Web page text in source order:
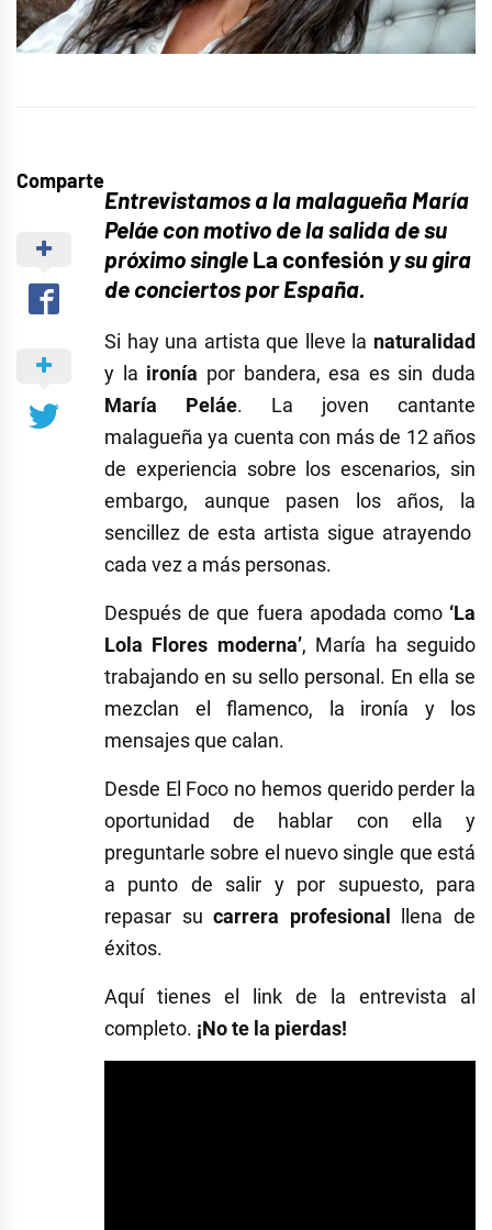
Comparte
Entrevistamos a la malagueña María
Peláe con motivo de la salida de su
próximo single La confesión y su gira
de conciertos por España.
Si hay una artista que lleve la naturalidad
y la ironía por bandera, esa es sin duda
María Peláe. La joven cantante
malagueña ya cuenta con más de 12 años
de experiencia sobre los escenarios, sin
embargo, aunque pasen los años, la
sencillez de esta artista sigue atrayendo
cada vez a más personas.
Después de que fuera apodada como ‘La
Lola Flores moderna’, María ha seguido
trabajando en su sello personal. En ella se
mezclan el flamenco, la ironía y los
mensajes que calan.
Desde El Foco no hemos querido perder la
oportunidad de hablar con ella y
preguntarle sobre el nuevo single que está
a punto de salir y por supuesto, para
repasar su carrera profesional
llena de
éxitos.
Aquí tienes el link de la entrevista al
completo. ¡No te la pierdas!